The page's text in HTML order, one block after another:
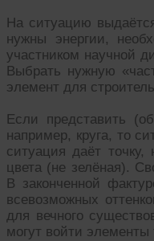
На ситуацию
нужны энергии,
участником научной
Выбрать нужную
элемент для
Если представить
например, круга, то
ситуация даёт
цвета (не зелёная).
В законченной
всевозможных
для вечного
могут войти элементы